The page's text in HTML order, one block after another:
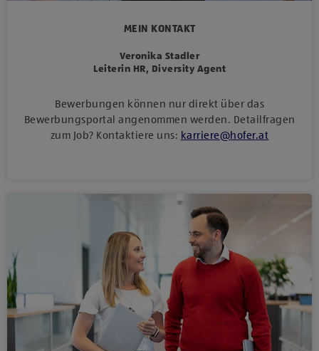
MEIN KONTAKT
Veronika Stadler
Leiterin HR, Diversity Agent
Bewerbungen können nur direkt über das
Bewerbungsportal angenommen werden. Detailfragen
zum Job? Kontaktiere uns: karriere@hofer.at